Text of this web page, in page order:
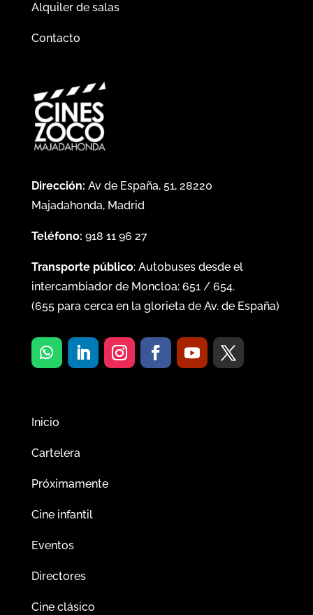
Alquiler de salas
Contacto
Dirección: Av de España, 51, 28220
Majadahonda, Madrid
Teléfono: 918 11 96 27
Transporte público: Autobuses desde el
intercambiador de Moncloa: 651/ 654.
(655para cerca en la glorieta de Av. de España)
Inicio
Cartelera
Próximamente
Cine infantil
Eventos
Directores
Cine clásico